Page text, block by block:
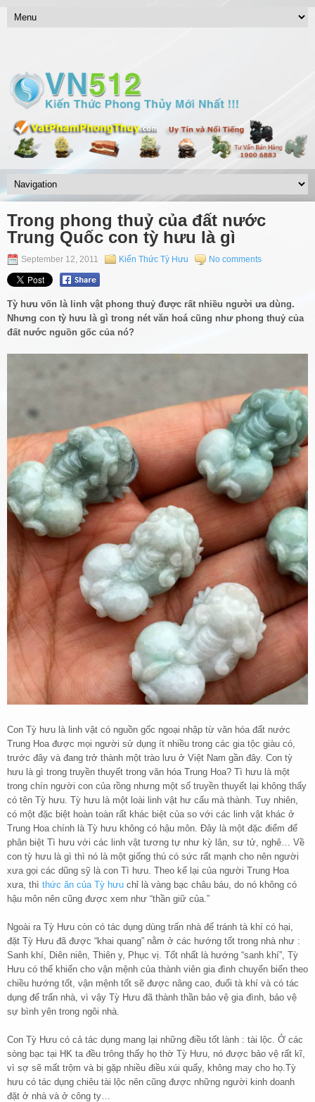
Trong phong thuỷ của đất nước
Trung Quốc con tỳ hưu là gì
September 12, 2011 Kiến Thức Tỳ Hưu No comments
Tỳ hưu vốn là linh vật phong thuỷ được rất nhiều người ưa dùng.
Nhưng con tỳ hưu là gì trong nét văn hoá cũng như phong thuỷ của
đất nước nguồn gốc của nó?
Con Tỳ hưu là linh vật có nguồn gốc ngoại nhập từ văn hóa đất nước
Trung Hoa được mọi người sử dụng ít nhiều trong các gia tộc giàu có,
trước đây và đang trở thành một trào lưu ở Việt Nam gần đây. Con tỳ
hưu là gì trong truyền thuyết trong văn hóa Trung Hoa? Tì hưu là một
trong chín người con của rồng nhưng một số truyền thuyết lại không thấy
có tên Tỳ hưu. Tỳ hưu là một loài linh vật hư cấu mà thành. Tuy nhiên,
có một đặc biệt hoàn toàn rất khác biệt của so với các linh vật khác ở
Trung Hoa chính là Tỳ hưu không có hậu môn. Đây là một đặc điểm để
phân biệt Tì hưu với các linh vật tương tự như kỳ lân, sư tử, nghê… Về
con tỳ hưu là gì thì nó là một giống thú có sức rất mạnh cho nên người
xưa gọi các dũng sỹ là con Tì hưu. Theo kể lại của người Trung Hoa
xưa, thì thức ăn của Tỳ hưu chỉ là vàng bạc châu báu, do nó không có
hậu môn nên cũng được xem như “thần giữ của.”
Ngoài ra Tỳ Hưu còn có tác dụng dùng trấn nhà để tránh tà khí có hại,
đặt Tỳ Hưu đã được “khai quang” nằm ở các hướng tốt trong nhà như :
Sanh khí, Diên niên, Thiên y, Phục vị. Tốt nhất là hướng “sanh khí”, Tỳ
Hưu có thể khiến cho vận mệnh của thành viên gia đình chuyển biến theo
chiều hướng tốt, vận mệnh tốt sẽ được nâng cao, đuổi tà khí và có tác
dụng để trấn nhà, vì vậy Tỳ Hưu đã thành thần bảo vệ gia đình, bảo vệ
sự bình yên trong ngôi nhà.
Con Tỳ Hưu có cả tác dụng mang lại những điều tốt lành : tài lộc. Ở các
sòng bạc tại HK ta đều trông thấy họ thờ Tỳ Hưu, nó được bảo vệ rất kĩ,
vì sợ sẽ mất trộm và bị gặp nhiều điều xúi quẩy, không may cho họ.Tỳ
hưu có tác dụng chiêu tài lộc nên cũng được những người kinh doanh
đặt ở nhà và ở công ty…